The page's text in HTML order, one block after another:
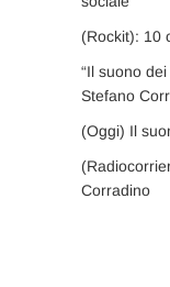
(Rockit): 10
“Il suono
Stefano
(Oggi) Il
Corradino